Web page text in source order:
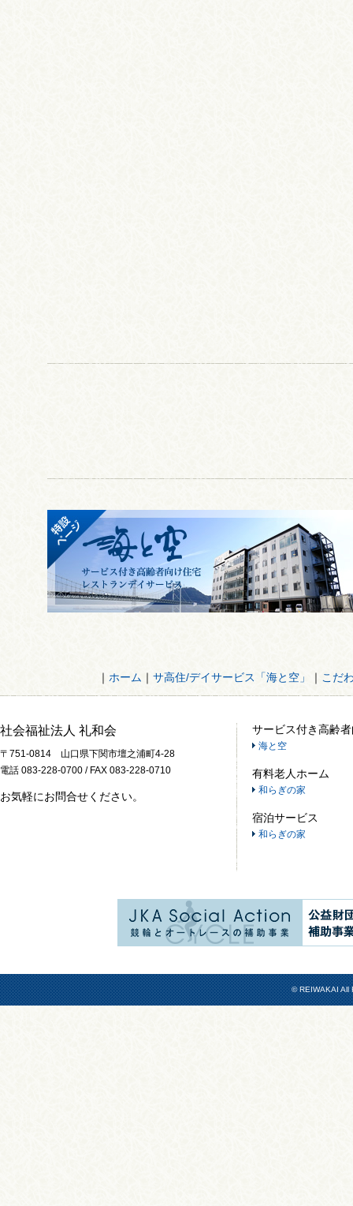
｜ ホーム ｜ サ高住/デイサービス「海と空」 ｜ こだ
社会福祉法人 礼和会
〒751-0814 山口県下関市壇之浦町4-28
電話 083-228-0700 / FAX 083-228-0710
お気軽にお問合せください。
サービス付き高齢
海と空
有料老人ホーム
和らぎの家
宿泊サービス
和らぎの家
© REIWAKAI All